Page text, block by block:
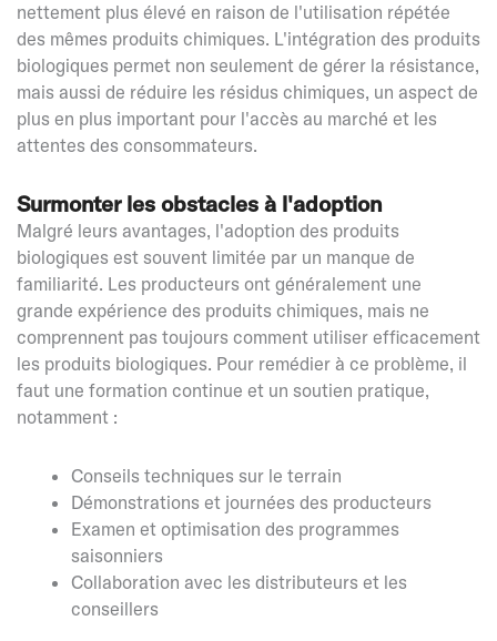
nettement plus élevé en raison de l'utilisation répétée
des mêmes produits chimiques. L'intégration des produits
biologiques permet non seulement de gérer la résistance,
mais aussi de réduire les résidus chimiques, un aspect de
plus en plus important pour l'accès au marché et les
attentes des consommateurs.
Surmonter les obstacles à l'adoption
Malgré leurs avantages, l'adoption des produits
biologiques est souvent limitée par un manque de
familiarité. Les producteurs ont généralement une
grande expérience des produits chimiques, mais ne
comprennent pas toujours comment utiliser efficacement
les produits biologiques. Pour remédier à ce problème, il
faut une formation continue et un soutien pratique,
notamment :
Conseils techniques sur le terrain
Démonstrations et journées des producteurs
Examen et optimisation des programmes
saisonniers
Collaboration avec les distributeurs et les
conseillers